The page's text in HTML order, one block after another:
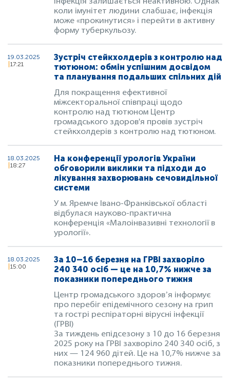
коли імунітет людини слабшає, інфекція
може «прокинутися» і перейти в активну
форму туберкульозу.
19.03.2025
17:21
Зустріч стейкхолдерів з контролю над
тютюном: обмін успішним досвідом
та планування подальших спільних дій
Для покращення ефективної
міжсекторальної співпраці щодо
контролю над тютюном Центр
громадського здоров'я провів зустріч
стейкхолдерів з контролю над тютюном.
18.03.2025
18:27
На конференції урологів України
обговорили виклики та підходи до
лікування захворювань сечовидільної
системи
У м. Яремче Івано-Франківської області
відбулася науково-практична
конференція «Малоінвазивні технології в
урології».
18.03.2025
15:00
За 10–16 березня на ГРВІ захворіло
240 340 осіб — це на 10,7% нижче за
показники попереднього тижня
Центр громадського здоровʼя інформує
про перебіг епідемічного сезону на грип
та гострі респіраторні вірусні інфекції
(ГРВІ)
За тиждень епідсезону з 10 до 16 березня
2025 року на ГРВІ захворіло 240 340 осіб, з
них — 124 960 дітей. Це на 10,7% нижче за
показники попереднього тижня.